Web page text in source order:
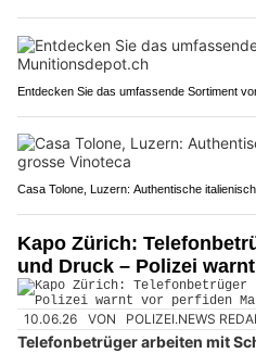
Entdecken Sie das umfassende Sortiment
Casa Tolone, Luzern: Authentische
Kapo Zürich:
und Druck – Polizei
10.06.26 VON POLIZEI.NEWS
Telefonbetrüger arbeiten mit